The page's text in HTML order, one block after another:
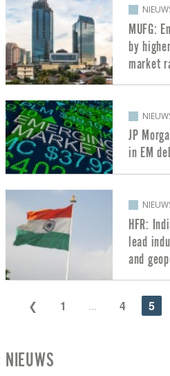
MUFG:
by
market
JP
in EM
HFR:
lead
and
1 ... 4 5
NIEUWS